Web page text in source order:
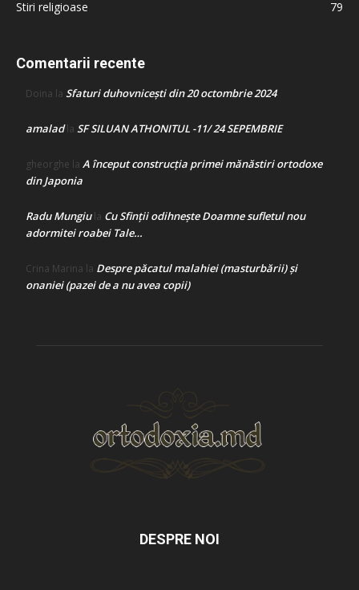
Stiri religioase
79
Comentarii recente
Doina la Sfaturi duhovnicești din 20 octombrie 2024
amaladla SF SILUAN ATHONITUL -11/ 24 SEPEMBRIE
gheorghe la A început construcţia primei mănăstiri ortodoxe
din Japonia
Radu Mungiula Cu Sfinții odihnește Doamne sufletul nou
adormitei roabei Tale…
Crina Marina la Despre păcatul malahiei (masturbării) şi
onaniei (pazei de a nu avea copii)
DESPRE NOI